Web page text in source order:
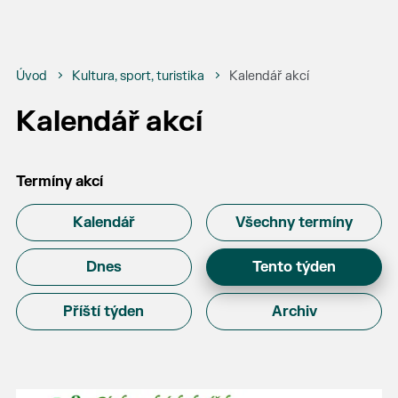
Úvod Kultura, sport, turistika Kalendář akcí
Kalendář akcí
Termíny akcí
Kalendář Všechny termíny
Dnes Tento týden
Příští týden Archiv